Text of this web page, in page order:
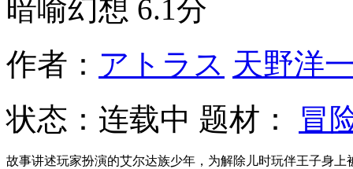
暗喻幻想 6.1分
作者： アトラス 天野洋
状态： 连载中 题材： 冒
故事讲述玩家扮演的艾尔达族少年，为解除儿时玩伴王子身